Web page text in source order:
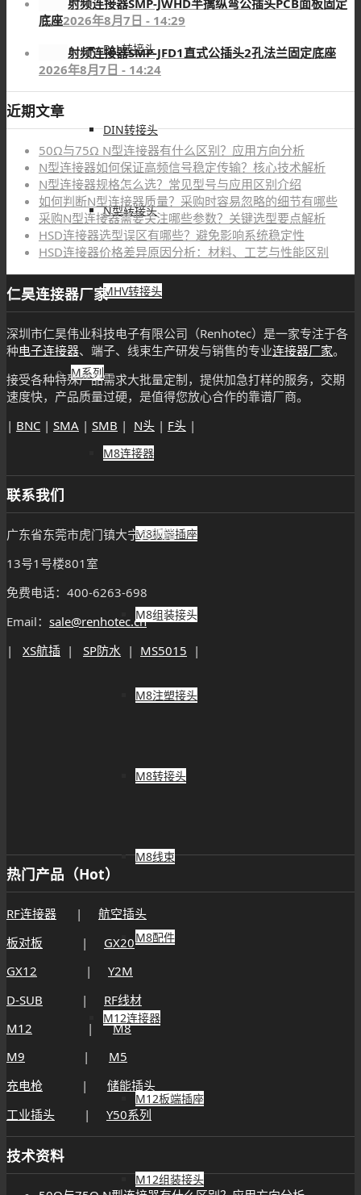
PAL转接头
DIN转接头
N型转接头
MHV转接头
M系列
M8连接器
M8板端插座
M8组装接头
M8注塑接头
M8转接头
M8线束
M8配件
M12连接器
M12板端插座
M12组装接头
底座2026年8月7日 - 14:29
射频连接器SMP-JFD1直式公插头2孔法兰固定底座
2026年8月7日 - 14:24
近期文章
50Ω与75Ω N型连接器有什么区别？应用方向分析
N型连接器如何保证高频信号稳定传输？核心技术解析
N型连接器规格怎么选？常见型号与应用区别介绍
如何判断N型连接器质量？采购时容易忽略的细节有哪些
采购N型连接器需要关注哪些参数？关键选型要点解析
HSD连接器选型误区有哪些？避免影响系统稳定性
HSD连接器价格差异原因分析：材料、工艺与性能区别
仁昊连接器厂家
深圳市仁昊伟业科技电子有限公司（Renhotec）是一家专注于各
种电子连接器、端子、线束生产研发与销售的专业连接器厂家。
接受各种特殊产品需求大批量定制，提供加急打样的服务，交期
速度快，产品质量过硬，是值得您放心合作的靠谱厂商。
| BNC | SMA | SMB | N头 | F头 |
联系我们
广东省东莞市虎门镇大宁文明路
13号1号楼801室
免费电话：400-6263-698
Email： sale@renhotec.cn
| XS航插 | SP防水 | MS5015 |
热门产品（Hot）
RF连接器 | 航空插头
板对板 | GX20
GX12 | Y2M
D-SUB | RF线材
M12 |M8
M9 | M5
充电枪 | 储能插头
工业插头 | Y50系列
技术资料